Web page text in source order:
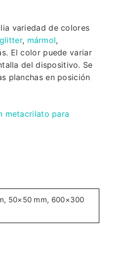
variedad de colores
, mármol,
El color puede variar
del dispositivo. Se
planchas en posición
metacrilato para
50×50 mm, 600×300